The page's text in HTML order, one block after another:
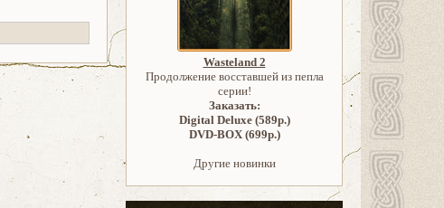
Wasteland 2
Продолжение восставшей из пепла
серии!
Заказать:
Digital Deluxe (589р.)
DVD-BOX (699р.)
Другие новинки